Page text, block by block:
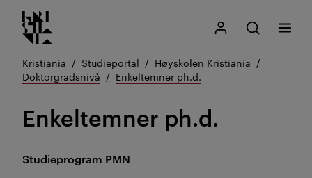
Gå
til
innhold
Kristiania logo
Mitt Kristiania
Åpne søk
Søk
Meny
Kristiania Studieportal
Høyskolen Kristiania
Doktorgradsnivå
Enkeltemner ph.d.
Studieprogram PMN
Enkeltemner ph.d.